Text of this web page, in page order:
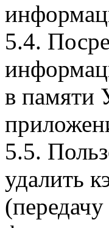
5.4.
в памяти
5.5.
удалить